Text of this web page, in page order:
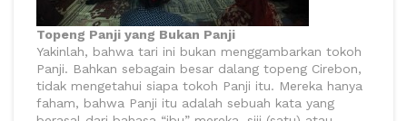
Topeng Panji yang Bukan Panji
Yakinlah, bahwa tari ini bukan menggambarkan tokoh
Panji. Bahkan sebagain besar dalang topeng Cirebon,
tidak mengetahui siapa tokoh Panji itu. Mereka hanya
faham, bahwa Panji itu adalah sebuah kata yang